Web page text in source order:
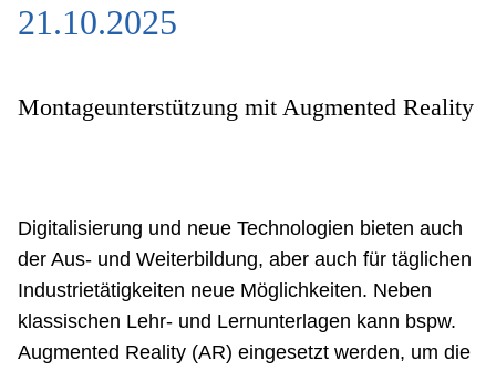
Das Technologieland
Innovationsfelder
Netzwerke
21.10.2025
Montageunterstützung mit Augmented Reality
Digitalisierung und neue Technologien bieten auch
der Aus- und Weiterbildung, aber auch für täglichen
Industrietätigkeiten neue Möglichkeiten. Neben
klassischen Lehr- und Lernunterlagen kann bspw.
Augmented Reality (AR) eingesetzt werden, um die